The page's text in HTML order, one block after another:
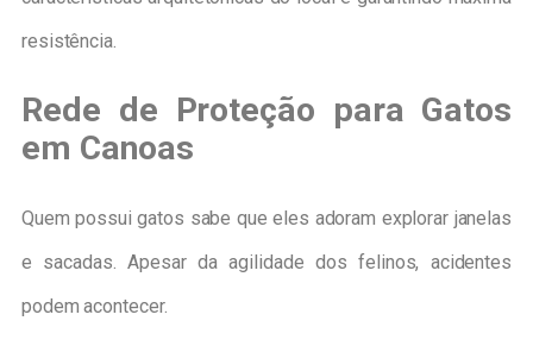
resistência.
Rede de Proteção para Gatos
em Canoas
Quem possui gatos sabe que eles adoram explorar janelas
e sacadas. Apesar da agilidade dos felinos, acidentes
podem acontecer.